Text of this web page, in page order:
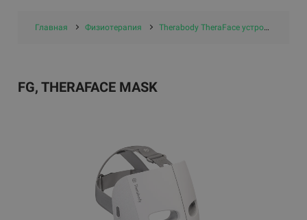
Главная Физиотерапия Therabody TheraFace устройства для лица
FG, THERAFACE MASK